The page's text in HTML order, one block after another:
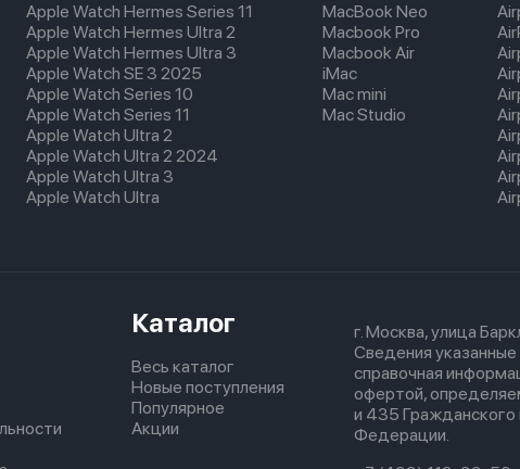
Apple Watch Hermes Series 11
Apple Watch Hermes Ultra 2
Apple Watch Hermes Ultra 3
Apple Watch SE 3 2025
Apple Watch Series 10
Apple Watch Series 11
Apple Watch Ultra 2
Apple Watch Ultra 2 2024
Apple Watch Ultra 3
Apple Watch Ultra
MacBook Neo
Macbook Pro
Macbook Air
iMac
Mac mini
Mac Studio
Каталог
Весь каталог
Новые поступления
Популярное
Акции
г. Москва, улица
Сведения
справочная
офертой,
и 435 Гражданского
Федерации.